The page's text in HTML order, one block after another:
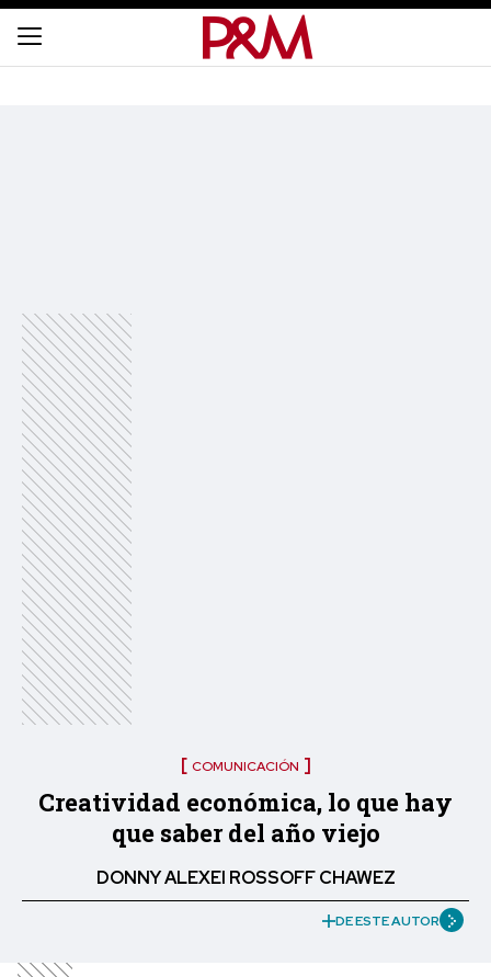
COMUNICACIÓN
Creatividad económica, lo que hay
que saber del año viejo
DONNY ALEXEI ROSSOFF CHAWEZ
DE ESTE AUTOR